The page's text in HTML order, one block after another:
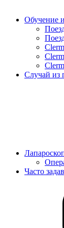
Обучение
Случай из
Часто